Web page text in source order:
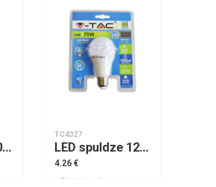
LED spuldze 10W G95 Е27 Thermoplastic 4500K VTAC
TC4327
LED spuldze 12W E27 A60 Thermoplastic 2700K VTAC
4.26 €
Pieejams!